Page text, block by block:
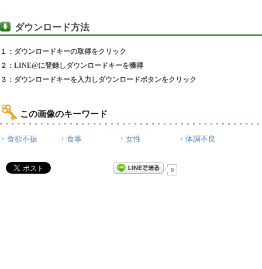
ダウンロード方法
１：ダウンロードキーの取得をクリック
２：LINE@に登録しダウンロードキーを獲得
３：ダウンロードキーを入力しダウンロードボタンをクリック
この画像のキーワード
食欲不振 食事 女性 体調不良
0